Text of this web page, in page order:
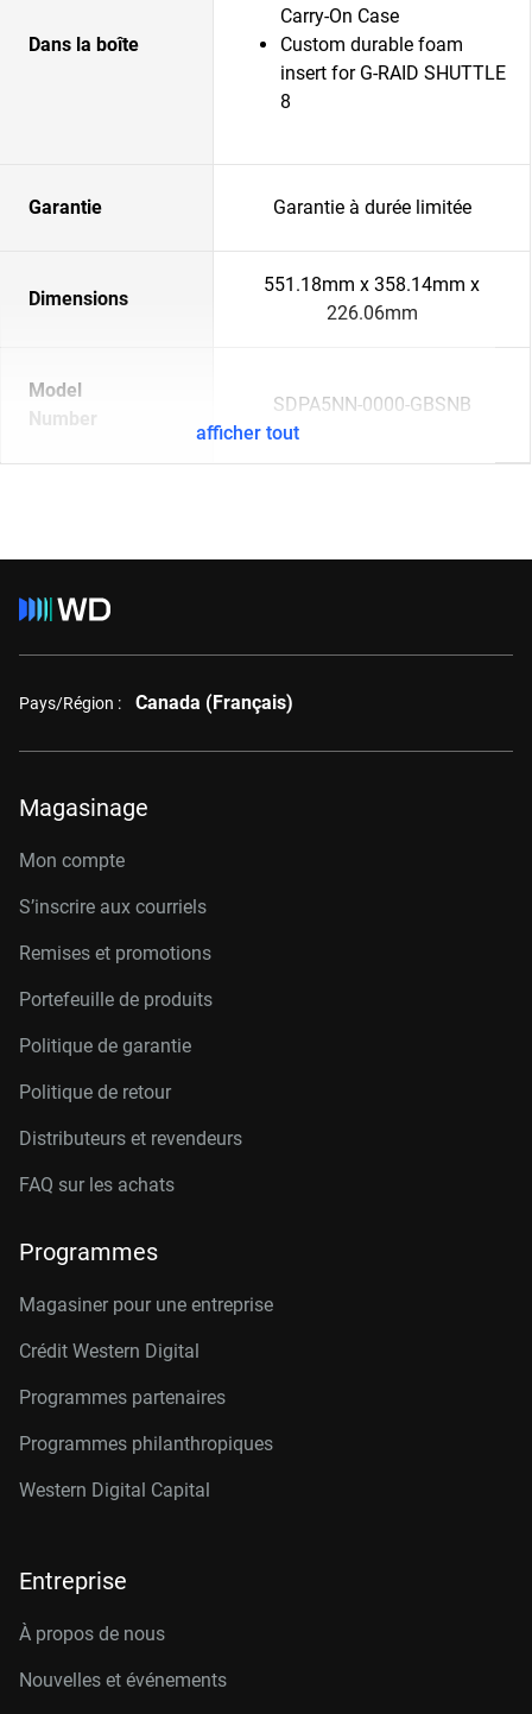
Dans la boîte
Carry-On Case
Custom durable foam
insert for G-RAID SHUTTLE
8
Garantie Garantie à durée limitée
Dimensions
551.18mm x 358.14mm x
226.06mm
Model
Number
SDPA5NN-0000-GBSNB
afficher tout
Pays/Région : Canada (Français)
Magasinage
Mon compte
S’inscrire aux courriels
Remises et promotions
Portefeuille de produits
Politique de garantie
Politique de retour
Distributeurs et revendeurs
FAQ sur les achats
Programmes
Magasiner pour une entreprise
Crédit Western Digital
Programmes partenaires
Programmes philanthropiques
Western Digital Capital
Entreprise
À propos de nous
Nouvelles et événements